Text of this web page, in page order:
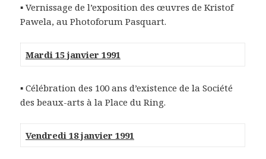
▪ Vernissage de l’exposition des œuvres de Kristof
Pawela, au Photoforum Pasquart.
Mardi 15 janvier 1991
▪ Célébration des 100 ans d’existence de la Société
des beaux-arts à la Place du Ring.
Vendredi 18 janvier 1991